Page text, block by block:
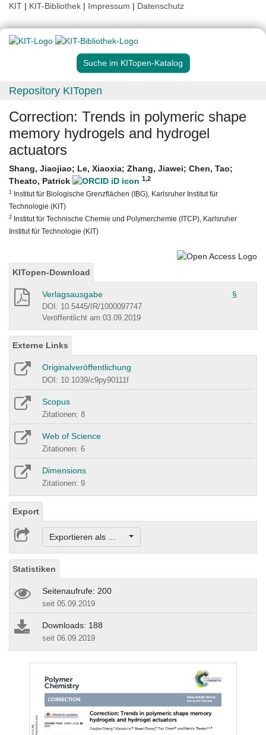
KIT | KIT-Bibliothek | Impressum | Datenschutz
Suche im KITopen-Katalog
Repository KITopen
Correction: Trends in polymeric shape
memory hydrogels and hydrogel
actuators
Shang, Jiaojiao; Le, Xiaoxia; Zhang, Jiawei; Chen, Tao;
Theato, Patrick
1,2
1 Institut für Biologische Grenzflächen (IBG), Karlsruher Institut für
Technologie (KIT)
2 Institut für Technische Chemie und Polymerchemie (ITCP), Karlsruher
Institut für Technologie (KIT)
KITopen-Download
Verlagsausgabe §
DOI: 10.5445/IR/1000097747
Veröffentlicht am 03.09.2019
Externe Links
Originalveröffentlichung
DOI: 10.1039/c9py90111f
Scopus
Zitationen: 8
Web of Science
Zitationen: 6
Dimensions
Zitationen: 9
Export
Exportieren als ...
Statistiken
Seitenaufrufe: 200
seit 05.09.2019
Downloads: 188
seit 06.09.2019